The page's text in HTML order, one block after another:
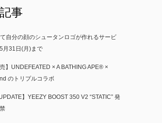
事
自分の顔のシュータンロゴが作れるサービ
月31日(月)まで
売】UNDEFEATED × A BATHING APE® ×
のトリプルコラボ
】YEEZY BOOST 350 V2 “STATIC” 発